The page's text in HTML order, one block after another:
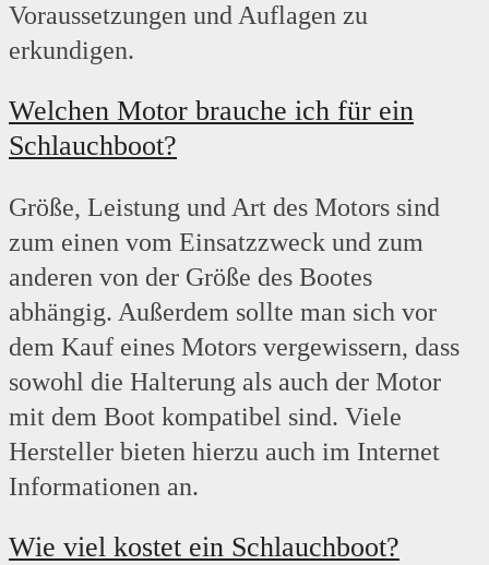
Voraussetzungen und Auflagen zu
erkundigen.
Welchen Motor brauche ich für ein
Schlauchboot?
Größe, Leistung und Art des Motors sind
zum einen vom Einsatzzweck und zum
anderen von der Größe des Bootes
abhängig. Außerdem sollte man sich vor
dem Kauf eines Motors vergewissern, dass
sowohl die Halterung als auch der Motor
mit dem Boot kompatibel sind. Viele
Hersteller bieten hierzu auch im Internet
Informationen an.
Wie viel kostet ein Schlauchboot?